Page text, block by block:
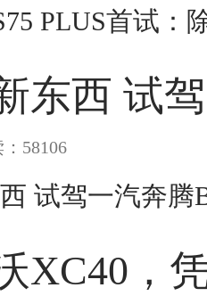
东西 试
58106
XC40，